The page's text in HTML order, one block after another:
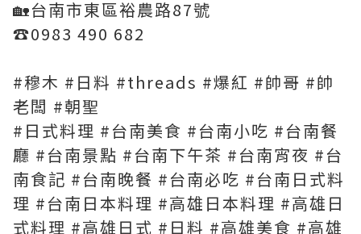
🏡台南市東區裕農路87號
☎️0983 490 682
#穆木 #日料 #threads #爆紅 #帥哥 #帥
老闆 #朝聖
#日式料理 #台南美食 #台南小吃 #台南餐
廳 #台南景點 #台南下午茶 #台南宵夜 #台
南食記 #台南晚餐 #台南必吃 #台南日式料
理 #台南日本料理 #高雄日本料理 #高雄日
式料理 #高雄日式 #日料 #高雄美食 #高雄